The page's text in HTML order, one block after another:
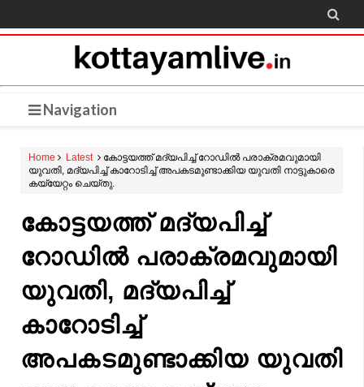

Navigation
Home Latest
കോട്ടയത്ത് മദ്യപിച്ച് റോഡിൽ പരാക്രമവുമായി
യുവതി, മദ്യപിച്ച് കാറോടിച്ച് അപകടമുണ്ടാക്കിയ യുവതി നാട്ടുകാരെ
കയ്യേറ്റം ചെയ്തു.
കോട്ടയത്ത് മദ്യപിച്ച്
റോഡിൽ പരാക്രമവുമായി
യുവതി, മദ്യപിച്ച്
കാറോടിച്ച്
അപകടമുണ്ടാക്കിയ യുവതി